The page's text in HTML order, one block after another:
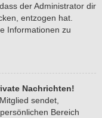
der Administrator dir
entzogen hat.
Informationen zu
Nachrichten!
sendet,
Bereich